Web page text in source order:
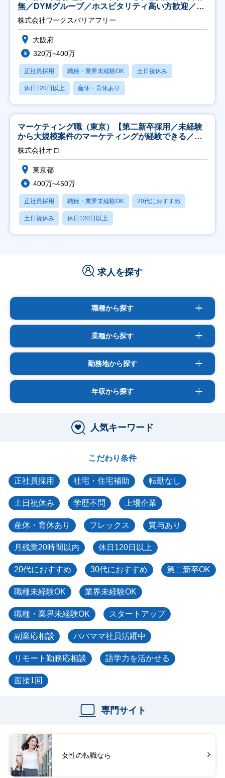
無／DYMグループ／ホスピタリティ高い方歓迎／土
日祝】
株式会社ワークスバリアフリー
大阪府
320万~400万
正社員採用 職種・業界未経験OK 土日祝休み
休日120日以上 産休・育休あり
マーケティング職（東京）【第二新卒採用／未経験
から大規模案件のマーケティングが経験できる／研
修充実】
株式会社オロ
東京都
400万~450万
正社員採用 職種・業界未経験OK 20代におすすめ
土日祝休み 休日120日以上
求人を探す
職種から探す
業種から探す
勤務地から探す
年収から探す
人気キーワード
こだわり条件
正社員採用 社宅・住宅補助 転勤なし
土日祝休み 学歴不問 上場企業
産休・育休あり フレックス 賞与あり
月残業20時間以内 休日120日以上
20代におすすめ 30代におすすめ 第二新卒OK
職種未経験OK 業界未経験OK
職種・業界未経験OK スタートアップ
副業応相談 パパママ社員活躍中
リモート勤務応相談 語学力を活かせる
面接1回
専門サイト
女性の転職なら